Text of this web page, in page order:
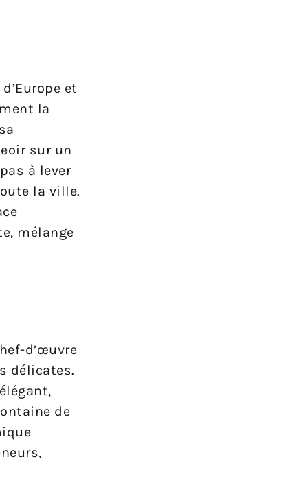
et
la
sur un
à lever
la ville.
mélange
d’œuvre
délicates.
de